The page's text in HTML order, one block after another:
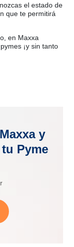
el estado de
que te permitirá
en Maxxa
¡y sin tanto
y
Pyme